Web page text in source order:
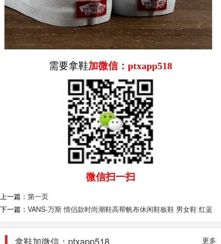
需要拿鞋加微信：ptxapp518
微信扫一扫
上一篇： 第一页
下一篇： VANS-万斯 情侣款时尚潮鞋高帮帆布休闲鞋板鞋 男女鞋 红蓝
更多
拿鞋加微信：ptxapp518
OG Satin
Opening Ceremony 推出今年第 8 次联名系列
用“Satin” 绸缎面料（并以此命名）这一材质因为
其奢华...
2018-09-04
OFF-WHITE x Vans Old Skool 系列“OW黑
白”
附带三幅携带 黑橘蓝 OFF-WHITE主理人Virgil
Abloh推出的 "The Ten" 联名系列已经正式亮相
因为 Vi...
2018-09-04
精仿鞋 Vans The North Face...
早在两年前，The North Face 就和 VANS 展开
过联名，不过最近我们为大家也曝光了这两个品
Reigning Champ x Vans Style 36 OG Old
Skool